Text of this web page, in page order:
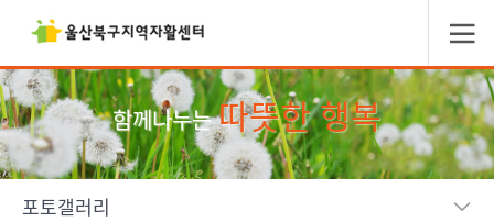
함께나누는따뜻한 행복
포토갤러리